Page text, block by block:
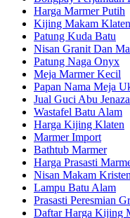
Harga Marmer Putih
Kijing Makam Klaten
Patung Kuda Batu
Nisan Granit Dan
Patung Naga Onyx
Meja Marmer Kecil
Papan Nama Meja
Jual Guci Abu
Wastafel Batu Alam
Harga Kijing Klaten
Marmer Import
Bathtub Marmer
Harga Prasasti
Nisan Makam Kristen
Lampu Batu Alam
Prasasti Peresmian
Daftar Harga Kijing